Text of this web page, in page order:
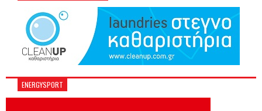
ENERGYSPORT